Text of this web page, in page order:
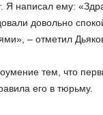
написал ему:
довольно
– отметил
тем, что
его в тюрьму.